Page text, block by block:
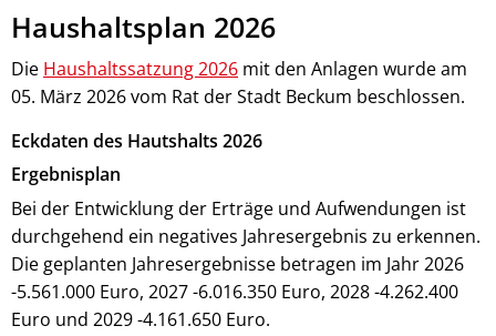
Haushaltsplan
2026
Haushaltsplan 2026
Die Haushaltssatzung 2026 mit den Anlagen wurde am
05. März 2026 vom Rat der Stadt Beckum beschlossen.
Eckdaten des Hautshalts 2026
Ergebnisplan
Bei der Entwicklung der Erträge und Aufwendungen ist
durchgehend ein negatives Jahresergebnis zu erkennen.
Die geplanten Jahresergebnisse betragen im Jahr 2026
-5.561.000 Euro, 2027 -6.016.350 Euro, 2028 -4.262.400
Euro und 2029 -4.161.650 Euro.